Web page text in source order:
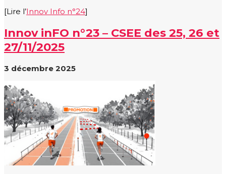
[Lire l’Innov Info n°24]
Innov inFO n°23 – CSEE des 25, 26 et
27/11/2025
3 décembre 2025